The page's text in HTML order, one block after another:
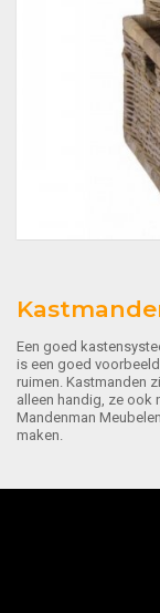
Een goed
is een goed
ruimen. Kastmanden
alleen handig, ze ook
Mandenman
maken.